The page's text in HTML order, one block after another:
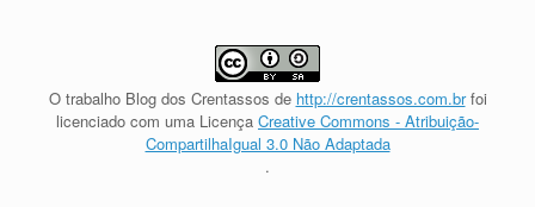
O trabalho Blog dos Crentassos de http://crentassos.com.brfoi
licenciado com uma Licença Creative Commons - Atribuição-
CompartilhaIgual 3.0 Não Adaptada
.